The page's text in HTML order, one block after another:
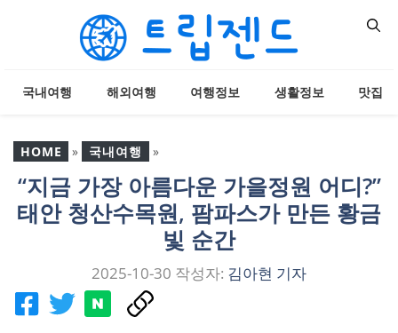
뛰
기
국내여행 해외여행 여행정보 생활정보 맛집
HOME » 국내여행 »
“지금 가장 아름다운 가을
정원 어디?” 태안 청산수목
원, 팜파스가 만든 황금빛
“지금 가장 아름다운 가을정원 어디?”
태안 청산수목원, 팜파스가 만든 황금
빛 순간
2025-10-30 작성자: 김아현 기자